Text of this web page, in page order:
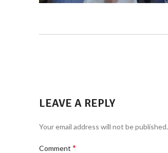
LEAVE A REPLY
Your email address will not be published.
Comment *